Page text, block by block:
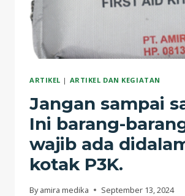
ARTIKEL | ARTIKEL DAN KEGIATAN
Jangan sampai
Ini barang-
wajib ada
kotak P3K.
By amira medika September 13, 2024